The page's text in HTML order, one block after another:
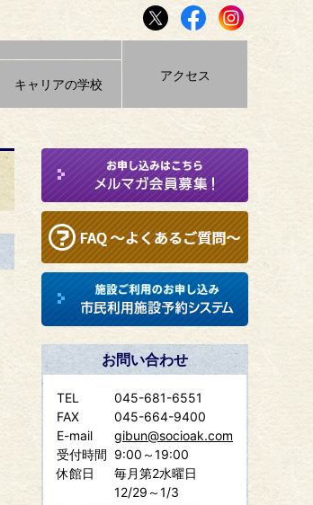
キャリアの学校
アクセス
お問い合わせ
TEL
045-681-6551
FAX
045-664-9400
E-mail
gibun@socioak.com
受付時間 9:00～19:00
休館日
毎月第2水曜日
12/29～1/3